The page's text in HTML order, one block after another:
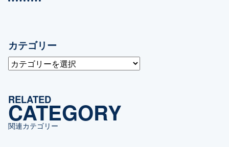
カテゴリー
カ
テ
リ
ー
RELATED
CATEGORY
関連カテゴリー